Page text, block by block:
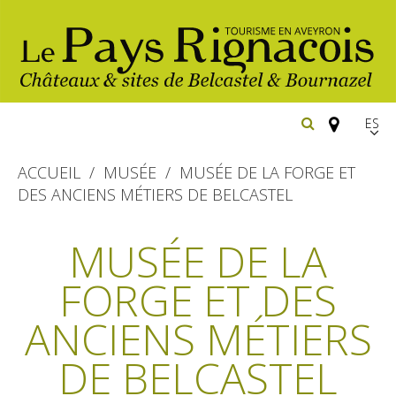
imprescindibles
Belcastel: pueblo y castillo
Bournazel: pueblo y castillo
Los parajes
naturales
Senderismo
Cicloturismo
Equitación
Hoteles y centros
de vacaciones
Restaurantes
ACCUEIL MUSÉE
MUSÉE DE LA FORGE ET
DES ANCIENS MÉTIERS DE BELCASTEL
MUSÉE DE LA
FORGE ET DES
ANCIENS MÉTIERS
DE BELCASTEL